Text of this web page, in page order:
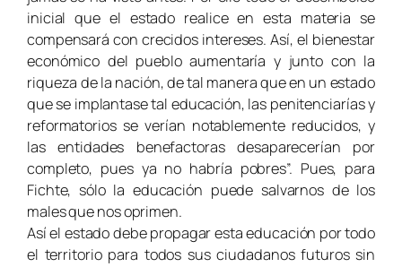
inicial que el estado realice en esta materia se
compensará con crecidos intereses. Así, el bienestar
económico del pueblo aumentaría y junto con la
riqueza de la nación, de tal manera que en un estado
que se implantase tal educación, las penitenciarías y
reformatorios se verían notablemente reducidos, y
las entidades benefactoras desaparecerían por
completo, pues ya no habría pobres”. Pues, para
Fichte, sólo la educación puede salvarnos de los
males que nos oprimen.
Así el estado debe propagar esta educación por todo
el territorio para todos sus ciudadanos futuros sin